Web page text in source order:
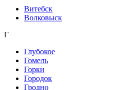
Витебск
Волковыск
Г
Глубокое
Гомель
Горки
Городок
Гродно